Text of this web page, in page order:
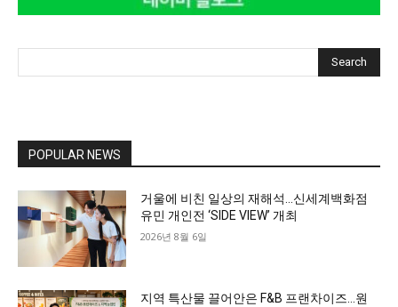
Search
POPULAR NEWS
거울에 비친 일상의 재해석…신세계백화점
유민 개인전 ‘SIDE VIEW’ 개최
2026년 8월 6일
지역 특산물 끌어안은 F&B 프랜차이즈…원